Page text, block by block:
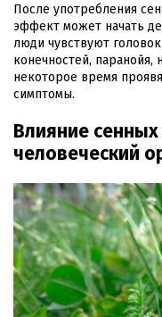
После употребления
эффект может начать
люди чувствуют
конечностей, паранойя,
некоторое время
симптомы.
Влияние
человеческий